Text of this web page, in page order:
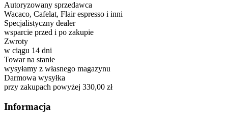
Autoryzowany sprzedawca
Wacaco, Cafelat, Flair espresso i inni
Specjalistyczny dealer
wsparcie przed i po zakupie
Zwroty
w ciągu 14 dni
Towar na stanie
wysyłamy z własnego magazynu
Darmowa wysyłka
przy zakupach powyżej 330,00 zł
Informacja